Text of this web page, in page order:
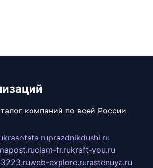
компаний по всей России
krasotata.ruprazdnikdushi.ru
ciam-fr.rukraft-you.ru
web-explore.rurastenuya.ru